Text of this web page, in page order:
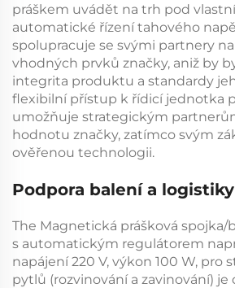
práškem uvádět na trh pod
automatické řízení tahového
spolupracuje se svými partnery
vhodných prvků značky, aniž by
integrita produktu a standardy
flexibilní přístup k řídicí jednotka
umožňuje strategickým
hodnotu značky, zatímco svým
ověřenou technologii.
Podpora balení a logistiky
The Magnetická prášková spojka/
s automatickým regulátorem
napájení 220 V, výkon 100 W, pro
pytlů (rozvinování a zavinování) je